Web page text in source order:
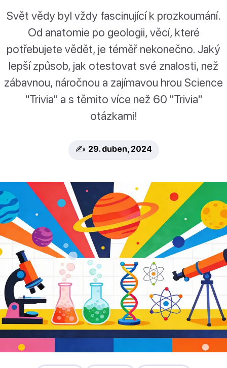
Svět vědy byl vždy fascinující k prozkoumání.
Od anatomie po geologii, věcí, které
potřebujete vědět, je téměř nekonečno. Jaký
lepší způsob, jak otestovat své znalosti, než
zábavnou, náročnou a zajímavou hrou Science
"Trivia" a s těmito více než 60 "Trivia"
otázkami!
✍️ 29. duben, 2024